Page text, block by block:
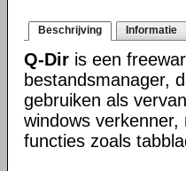
Beschrijving Informatie
Q-Dir is een
bestandsmanager,
gebruiken als
windows
functies zoals